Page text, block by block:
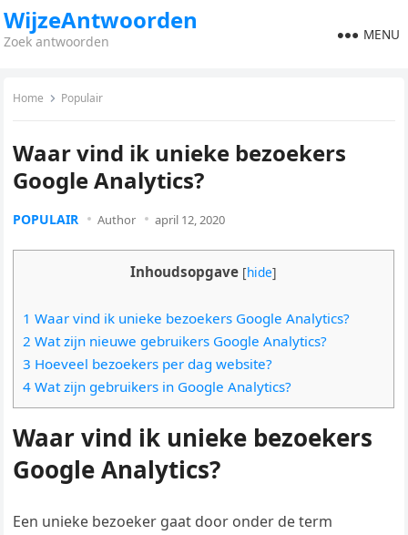
WijzeAntwoorden
Zoek antwoorden MENU
Home Populair
Waar vind ik unieke bezoekers
Google Analytics?
POPULAIR Author april 12, 2020
Inhoudsopgave [hide]
1 Waar vind ik unieke bezoekers Google Analytics?
2 Wat zijn nieuwe gebruikers Google Analytics?
3 Hoeveel bezoekers per dag website?
4 Wat zijn gebruikers in Google Analytics?
Waar vind ik unieke bezoekers
Google Analytics?
Een unieke bezoeker gaat door onder de term